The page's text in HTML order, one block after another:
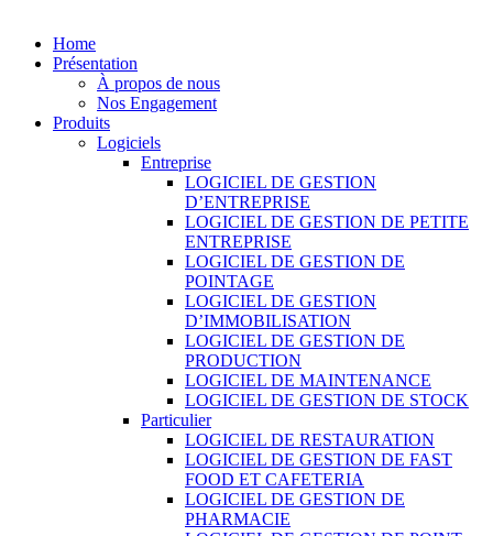
Home
Présentation
À propos de nous
Nos Engagement
Produits
Logiciels
Entreprise
LOGICIEL DE GESTION
D’ENTREPRISE
LOGICIEL DE GESTION DE PETITE
ENTREPRISE
LOGICIEL DE GESTION DE
POINTAGE
LOGICIEL DE GESTION
D’IMMOBILISATION
LOGICIEL DE GESTION DE
PRODUCTION
LOGICIEL DE MAINTENANCE
LOGICIEL DE GESTION DE STOCK
Particulier
LOGICIEL DE RESTAURATION
LOGICIEL DE GESTION DE FAST
FOOD ET CAFETERIA
LOGICIEL DE GESTION DE
PHARMACIE